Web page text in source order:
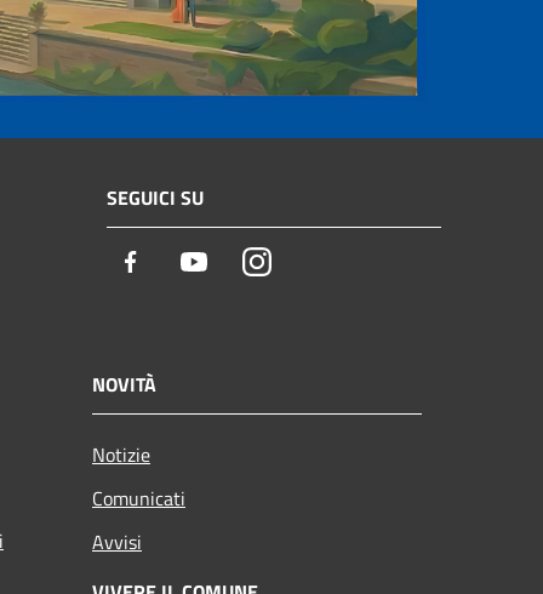
SEGUICI SU
Facebook YoutubeInstagram
NOVITÀ
Notizie
Comunicati
Avvisi